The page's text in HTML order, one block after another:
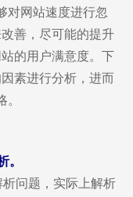
网站速度进行忽
善，尽可能的提升
的用户满意度。下
素进行分析，进而
问题，实际上解析